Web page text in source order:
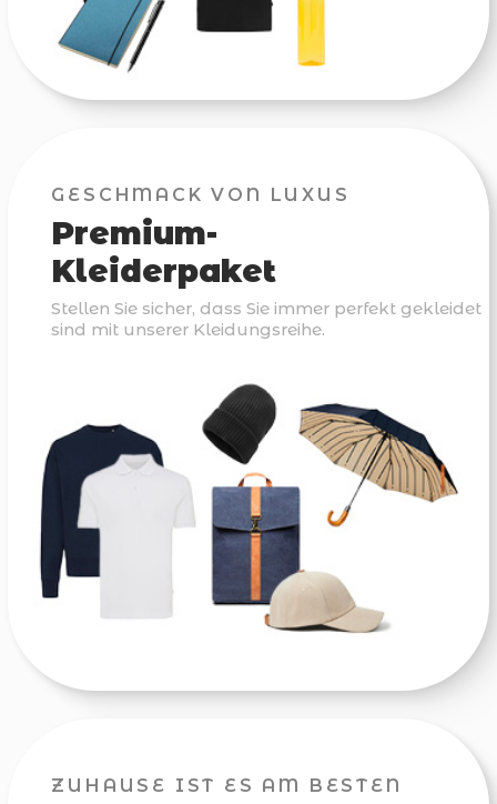
GESCHMACK VON LUXUS
Premium-
Kleiderpaket
Stellen Sie sicher, dass Sie immer perfekt gekleidet
sind mit unserer Kleidungsreihe.
ZUHAUSE IST ES AM BESTEN